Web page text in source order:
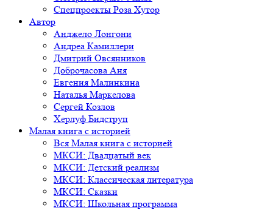
Спецпроекты Роза Хутор
Автор
Анджело Лонгони
Андреа Камиллери
Дмитрий Овсянников
Доброчасова Аня
Евгения Малинкина
Наталья Маркелова
Сергей Козлов
Херлуф Бидструп
Малая книга с историей
Вся Малая книга с историей
МКСИ: Двадцатый век
МКСИ: Детский реализм
МКСИ: Классическая литература
МКСИ: Сказки
МКСИ: Школьная программа